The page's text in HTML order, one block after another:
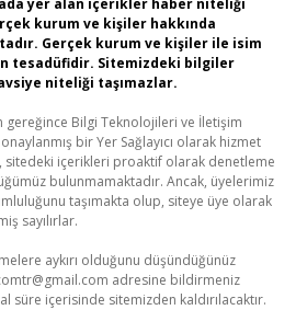
yer alan içerikler haber niteliği
kurum ve kişiler hakkında
Gerçek kurum ve kişiler ile isim
tesadüfidir. Sitemizdeki bilgiler
niteliği taşımazlar.
gereğince Bilgi Teknolojileri ve İletişim
bir Yer Sağlayıcı olarak hizmet
sitedeki içerikleri proaktif olarak denetleme
bulunmamaktadır. Ancak, üyelerimiz
taşımakta olup, siteye üye olarak
sayılırlar.
aykırı olduğunu düşündüğünüz
adresine bildirmeniz
süre içerisinde sitemizden kaldırılacaktır.